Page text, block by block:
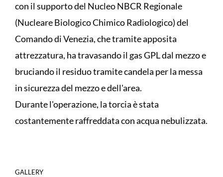
con il supporto del Nucleo NBCR Regionale
(Nucleare Biologico Chimico Radiologico) del
Comando di Venezia, che tramite apposita
attrezzatura, ha travasando il gas GPL dal mezzo e
bruciando il residuo tramite candela per la messa
in sicurezza del mezzo e dell'area.
Durante l'operazione, la torcia è stata
costantemente raffreddata con acqua nebulizzata.
GALLERY